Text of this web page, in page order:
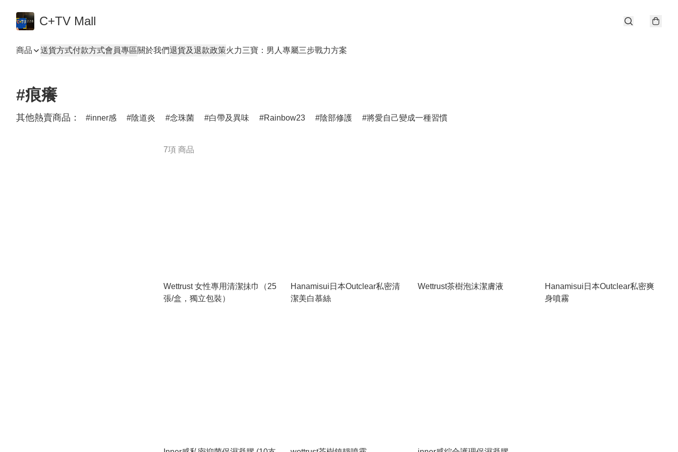
C+TV Mall
商品 送貨方式付款方式會員專區關於我們退貨及退款政策火力三寶：男人專屬三步戰力方案
#痕癢
其他熱賣商品： inner感 陰道炎 念珠菌 白帶及異味 Rainbow23 陰部修護 將愛自己變成一種習慣
7項 商品
Wettrust 女性專用清潔抺巾（25
張/盒，獨立包裝）
Hanamisui日本Outclear私密清
潔美白慕絲
Wettrust茶樹泡沫潔膚液
Hanamisui日本Outclear私密爽
身噴霧